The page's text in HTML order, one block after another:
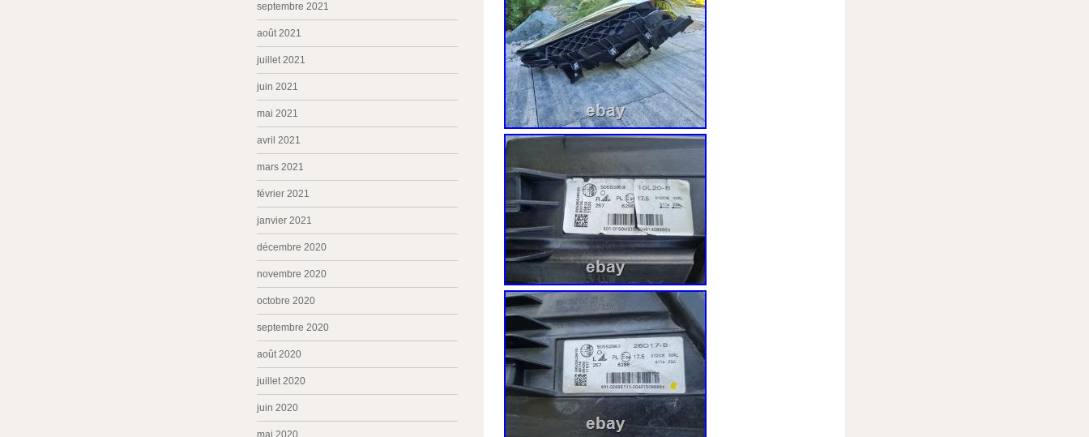
septembre 2021
août 2021
juillet 2021
juin 2021
mai 2021
avril 2021
mars 2021
février 2021
janvier 2021
décembre 2020
novembre 2020
octobre 2020
septembre 2020
août 2020
juillet 2020
juin 2020
mai 2020